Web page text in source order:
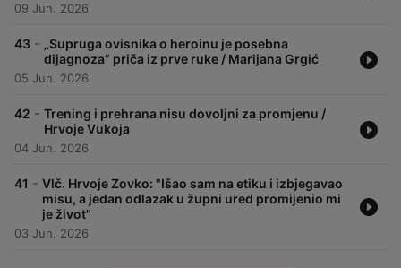
09 Jun. 2026
43 - „Supruga ovisnika o heroinu je posebna
dijagnoza” priča iz prve ruke / Marijana Grgić
05 Jun. 2026
42 - Trening i prehrana nisu dovoljni za promjenu /
Hrvoje Vukoja
04 Jun. 2026
41 - Vlč. Hrvoje Zovko: "Išao sam na etiku i izbjegavao
misu, a jedan odlazak u župni ured promijenio mi
je život"
03 Jun. 2026